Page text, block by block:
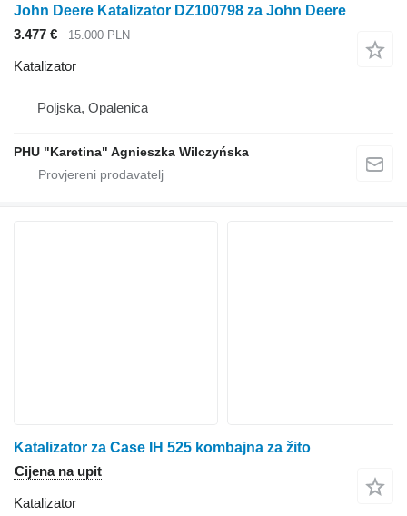
John Deere Katalizator DZ100798 za John Deere
3.477 €
15.000 PLN
Katalizator
Poljska, Opalenica
PHU "Karetina" Agnieszka Wilczyńska
Katalizator za Case IH 525 kombajna za žito
Cijena na upit
Katalizator